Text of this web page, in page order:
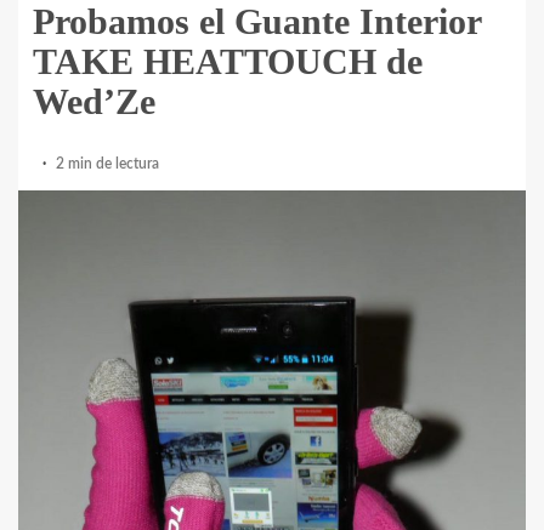
Probamos el Guante Interior
TAKE HEATTOUCH de
Wed’Ze
2 min de lectura